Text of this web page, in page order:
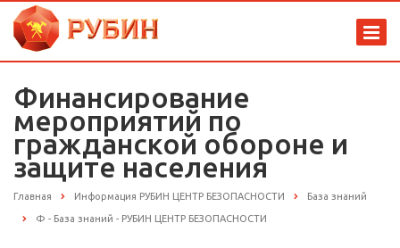
Финансирование
мероприятий по
гражданской обороне и
защите населения
Главная Информация РУБИН ЦЕНТР БЕЗОПАСНОСТИ База знаний
Ф - База знаний - РУБИН ЦЕНТР БЕЗОПАСНОСТИ